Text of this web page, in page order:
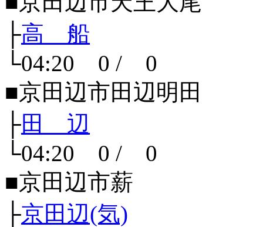
├高 船
└04:20 0 / 0
■京田辺市田辺明田
├田 辺
└04:20 0 / 0
■京田辺市薪
├京田辺(気)